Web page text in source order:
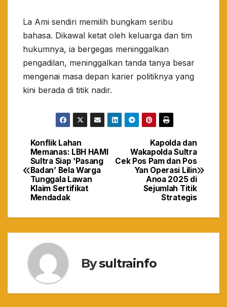
La Ami sendiri memilih bungkam seribu
bahasa. Dikawal ketat oleh keluarga dan tim
hukumnya, ia bergegas meninggalkan
pengadilan, meninggalkan tanda tanya besar
mengenai masa depan karier politiknya yang
kini berada di titik nadir.
Navigasi
pos
Kapolda dan
Wakapolda Sultra
Cek Pos Pam dan Pos
Yan Operasi Lilin
Anoa 2025 di
Sejumlah Titik
Strategis
Konflik Lahan
Memanas: LBH HAMI
Sultra Siap ‘Pasang
Badan’ Bela Warga
Tunggala Lawan
Klaim Sertifikat
Mendadak
Bysultrainfo